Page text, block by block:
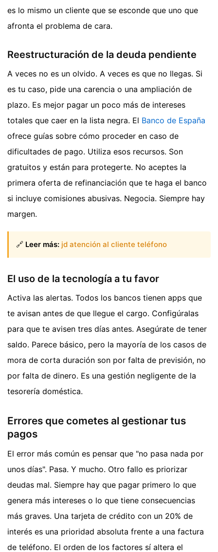
es lo mismo un cliente que se esconde que uno que
afronta el problema de cara.
Reestructuración de la deuda pendiente
A veces no es un olvido. A veces es que no llegas. Si
es tu caso, pide una carencia o una ampliación de
plazo. Es mejor pagar un poco más de intereses
totales que caer en la lista negra. El Banco de España
ofrece guías sobre cómo proceder en caso de
dificultades de pago. Utiliza esos recursos. Son
gratuitos y están para protegerte. No aceptes la
primera oferta de refinanciación que te haga el banco
si incluye comisiones abusivas. Negocia. Siempre hay
margen.
🔗 Leer más: jd atención al cliente teléfono
El uso de la tecnología a tu favor
Activa las alertas. Todos los bancos tienen apps que
te avisan antes de que llegue el cargo. Configúralas
para que te avisen tres días antes. Asegúrate de tener
saldo. Parece básico, pero la mayoría de los casos de
mora de corta duración son por falta de previsión, no
por falta de dinero. Es una gestión negligente de la
tesorería doméstica.
Errores que cometes al gestionar tus
pagos
El error más común es pensar que "no pasa nada por
unos días". Pasa. Y mucho. Otro fallo es priorizar
deudas mal. Siempre hay que pagar primero lo que
genera más intereses o lo que tiene consecuencias
más graves. Una tarjeta de crédito con un 20% de
interés es una prioridad absoluta frente a una factura
de teléfono. El orden de los factores sí altera el